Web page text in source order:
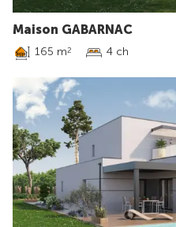
Maison GABARNAC
165 m2 4 ch